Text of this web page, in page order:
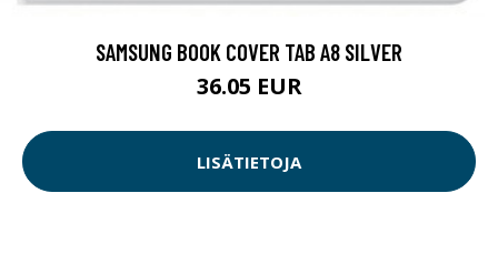
SAMSUNG BOOK COVER TAB A8 SILVER
36.05 EUR
LISÄTIETOJA